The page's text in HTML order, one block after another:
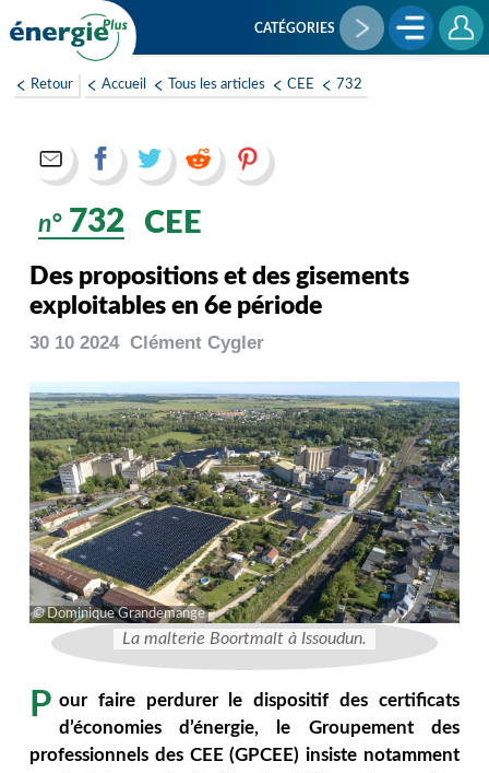
au
CATÉGORIES
Retour Accueil Tous les articles CEE 732
n° 732 CEE
Des propositions et des gisements
exploitables en 6e période
30 10 2024 Clément Cygler
Dominique Grandemange
La malterie Boortmalt à Issoudun.
P our faire perdurer le dispositif des certificats
d’économies d’énergie, le Groupement des
professionnels des CEE (GPCEE) insiste notamment